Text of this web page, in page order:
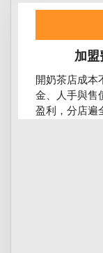
加
開奶茶店成本
金、人手與售
盈利，分店遍